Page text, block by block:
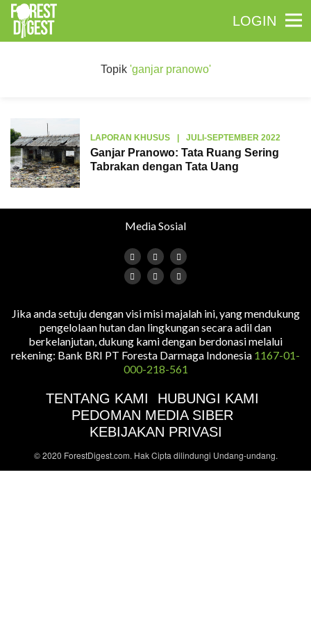
LOGIN
Topik 'ganjar pranowo'
LAPORAN KHUSUS | JULI-SEPTEMBER 2022
Ganjar Pranowo: Tata Ruang Sering
Tabrakan dengan Tata Uang
Media Sosial
Jika anda setuju dengan visi misi majalah ini, yang mendukung
pengelolaan hutan dan lingkungan secara adil dan
berkelanjutan, dukung kami dengan berdonasi melalui
rekening: Bank BRI PT Foresta Darmaga Indonesia 1167-01-
000-218-561
TENTANG KAMI
HUBUNGI KAMI
PEDOMAN MEDIA SIBER
KEBIJAKAN PRIVASI
© 2020 ForestDigest.com. Hak Cipta dilindungi Undang-undang.